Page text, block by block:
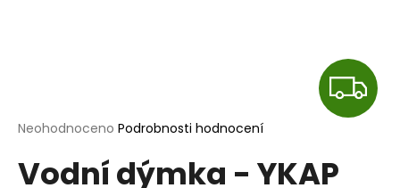
Průměrné
produktu
je
Neohodnoceno Podrobnosti hodnocení
Vodní dýmka - YKAP
Z